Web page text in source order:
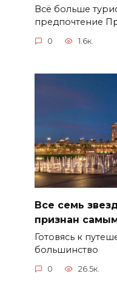
Всё больше
предпочтение
0 1.6к.
Все семь
признан
Готовясь к
большинство
0 26.5к.